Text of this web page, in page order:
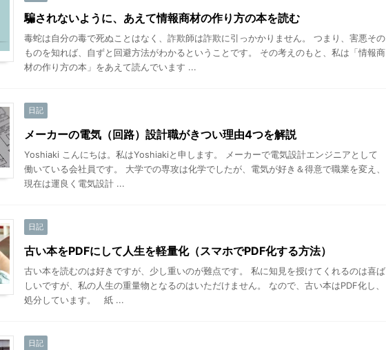
騙されないように、あえて情報商材の作り方の本を読む
毒蛇は自分の毒で死ぬことはなく、詐欺師は詐欺に引っかかりません。 つまり、害悪その
ものを知れば、自ずと回避方法がわかるということです。 その考えのもと、私は「情報商
材の作り方の本」をあえて読んでいます ...
日記
メーカーの電気（回路）設計職がきつい理由4つを解説
Yoshiaki こんにちは。私はYoshiakiと申します。 メーカーで電気設計エンジニアとして
働いている会社員です。 大学での専攻は化学でしたが、電気が好き＆得意で職業を変え、
現在は運良く電気設計 ...
日記
古い本をPDFにして人生を軽量化（スマホでPDF化する方法）
古い本を読むのは好きですが、少し重いのが難点です。 私に知見を授けてくれるのは喜ば
しいですが、私の人生の重量物となるのはいただけません。 なので、古い本はPDF化し、
処分しています。 紙 ...
日記